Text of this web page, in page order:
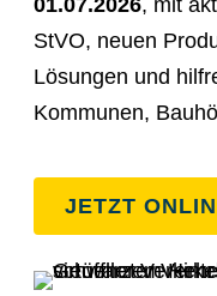
01.07.2026, mit
StVO, neuen
Lösungen und
Kommunen,
JETZT